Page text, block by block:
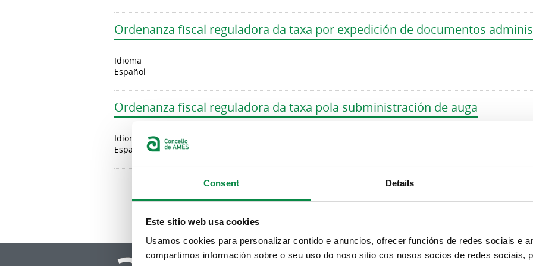
Consent Details
Este sitio web usa cookies
Usamos cookies para personalizar contido e anuncios, ofrecer funcións de redes sociais e
compartimos información sobre o seu uso do noso sitio cos nosos socios de redes sociais,
Ordenanza fiscal reguladora da taxa por expedición de documentos
Idioma
Español
Ordenanza fiscal reguladora da taxa pola subministración de auga
Idioma
Español
Suscripción boletines Síguenos